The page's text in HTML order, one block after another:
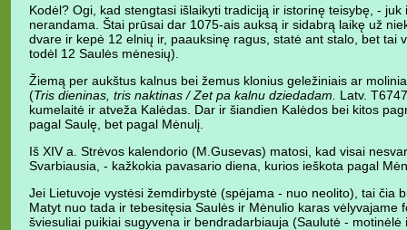
Kodėl? Ogi, kad stengtasi išlaikyti tradiciją ir istorinę teisybę, -
nerandama. Štai prūsai dar 1075-ais auksą ir sidabrą laikę už
dvare ir kepė 12 elnių ir, paauksinę ragus, statė ant stalo, bet tai
todėl 12 Saulės mėnesių).
Žiemą per aukštus kalnus bei žemus klonius geležiniais ar
(Tris dieninas, tris naktinas / Zet pa kalnu dziedadam.
Latv.
kumelaitė ir atveža Kalėdas. Dar ir šiandien Kalėdos bei kitos
pagal Saulę, bet pagal Mėnulį.
Iš XIV a. Strėvos kalendorio (M.Gusevas) matosi, kad visai
Svarbiausia, - kažkokia pavasario diena, kurios ieškota pagal
Jei Lietuvoje vystėsi žemdirbystė (spėjama - nuo neolito), tai čia
Matyt nuo tada ir tebesitęsia Saulės ir Mėnulio karas vėlyvajame
šviesuliai puikiai sugyvena ir bendradarbiauja (Saulutė - motinėlė